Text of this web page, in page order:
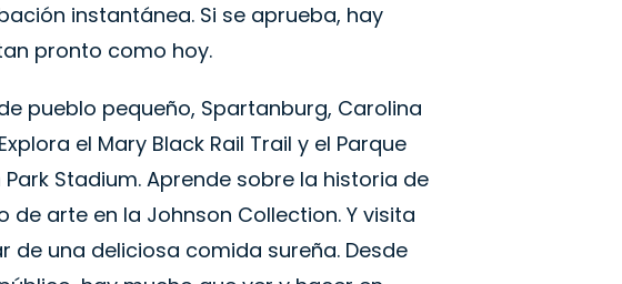
instantánea. Si se aprueba, hay
pronto como hoy.
pueblo pequeño, Spartanburg, Carolina
el Mary Black Rail Trail y el Parque
Stadium. Aprende sobre la historia de
arte en la Johnson Collection. Y visita
una deliciosa comida sureña. Desde